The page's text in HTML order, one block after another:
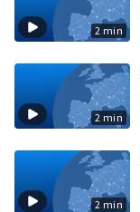
2 min
2 min
2 min